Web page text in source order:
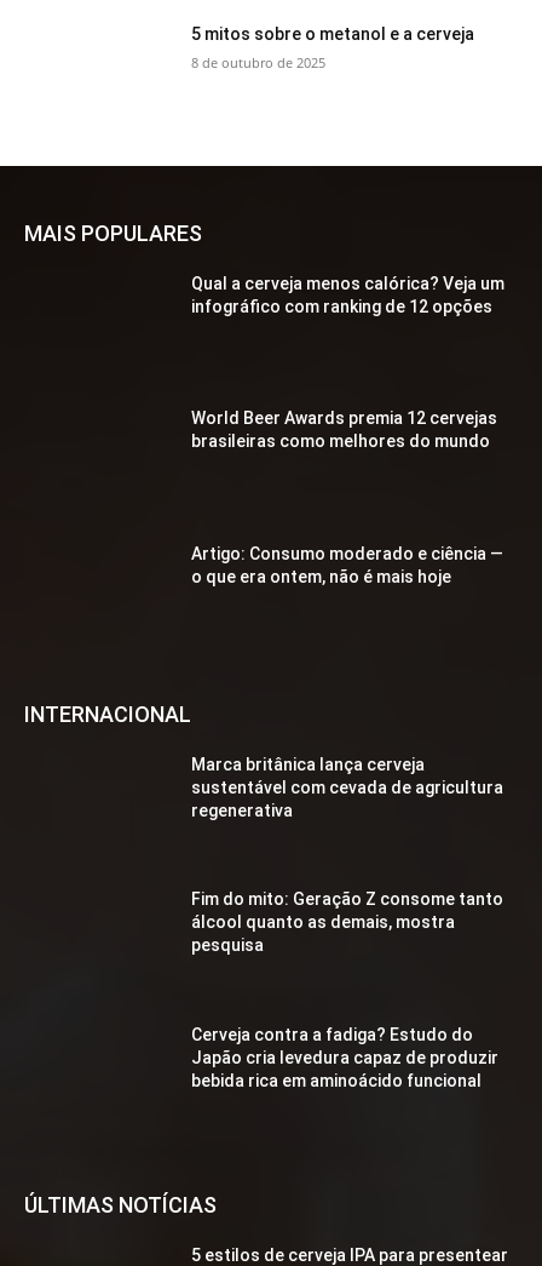
5 mitos sobre o metanol e a cerveja
8 de outubro de 2025
MAIS POPULARES
Qual a cerveja menos calórica? Veja um
infográfico com ranking de 12 opções
World Beer Awards premia 12 cervejas
brasileiras como melhores do mundo
Artigo: Consumo moderado e ciência —
o que era ontem, não é mais hoje
INTERNACIONAL
Marca britânica lança cerveja
sustentável com cevada de agricultura
regenerativa
Fim do mito: Geração Z consome tanto
álcool quanto as demais, mostra
pesquisa
Cerveja contra a fadiga? Estudo do
Japão cria levedura capaz de produzir
bebida rica em aminoácido funcional
ÚLTIMAS NOTÍCIAS
5 estilos de cerveja IPA para presentear